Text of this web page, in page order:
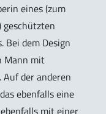
eines (zum
Bei dem Design
Mann mit
der anderen
ebenfalls eine
mit einer